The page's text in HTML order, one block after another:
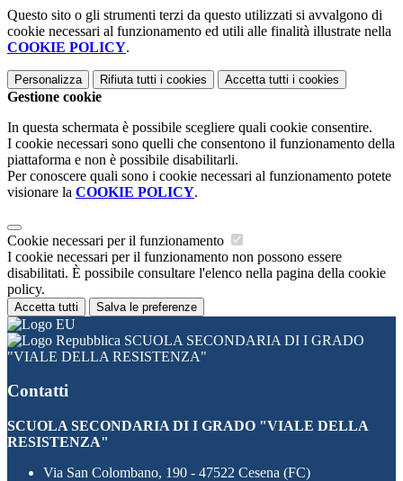
Questo sito o gli strumenti terzi da questo utilizzati si avvalgono di
cookie necessari al funzionamento ed utili alle finalità illustrate nella
COOKIE POLICY.
Personalizza Rifiuta tutti i cookies Accetta tutti i cookies
Gestione cookie
In questa schermata è possibile scegliere quali cookie consentire.
I cookie necessari sono quelli che consentono il funzionamento della
piattaforma e non è possibile disabilitarli.
Per conoscere quali sono i cookie necessari al funzionamento potete
visionare la COOKIE POLICY.
Cookie necessari per il funzionamento
I cookie necessari per il funzionamento non possono essere
disabilitati. È possibile consultare l'elenco nella pagina della cookie
policy.
Accetta tutti Salva le preferenze
SCUOLA SECONDARIA DI I GRADO
"VIALE DELLA RESISTENZA"
Contatti
SCUOLA SECONDARIA DI I GRADO "VIALE DELLA
RESISTENZA"
Via San Colombano, 190 - 47522 Cesena (FC)